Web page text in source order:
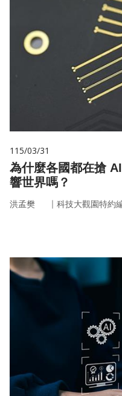
115/03/31
為什麼各國都在搶
響世界嗎？
洪孟樊 ｜ 科技大觀園特約